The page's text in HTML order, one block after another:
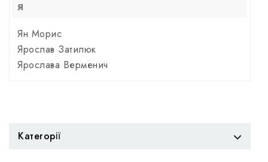
Я
Ян Морис
Ярослав Затилюк
Ярослава Верменич
Категорії